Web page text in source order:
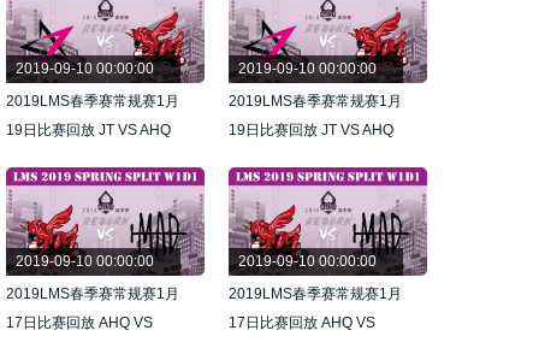
2019-09-10 00:00:00
2019LMS春季赛常规赛1月
19日比赛回放 JT VS AHQ
2019-09-10 00:00:00
2019LMS春季赛常规赛1月
19日比赛回放 JT VS AHQ
2019-09-10 00:00:00
2019LMS春季赛常规赛1月
17日比赛回放 AHQ VS
2019-09-10 00:00:00
2019LMS春季赛常规赛1月
17日比赛回放 AHQ VS